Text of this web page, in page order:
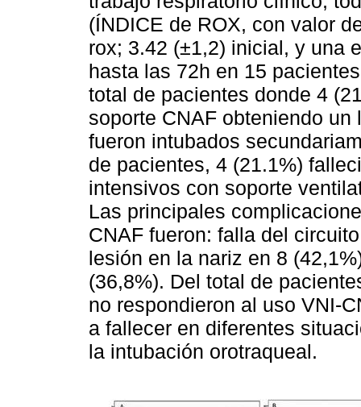
(ÍNDICE de ROX, con valor
rox; 3.42 (±1,2) inicial, y una
hasta las 72h en 15
total de pacientes donde 4
soporte CNAF obteniendo
fueron intubados
de pacientes, 4 (21.1%)
intensivos con soporte
Las principales
CNAF fueron: falla del
lesión en la nariz en 8
(36,8%). Del total de
no respondieron al uso VNI-
a fallecer en diferentes
la intubación orotraqueal.